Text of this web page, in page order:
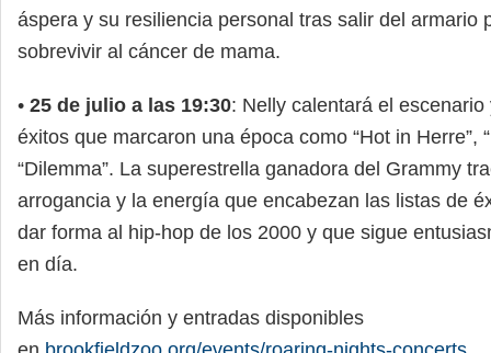
áspera y su resiliencia personal tras salir del armario
sobrevivir al cáncer de mama.
• 25 de julio a las 19:30: Nelly calentará el
éxitos que marcaron una época como “Hot in Herre”,
“Dilemma”. La superestrella ganadora del Grammy
arrogancia y la energía que encabezan las listas de
dar forma al hip-hop de los 2000 y que sigue
en día.
Más información y entradas disponibles